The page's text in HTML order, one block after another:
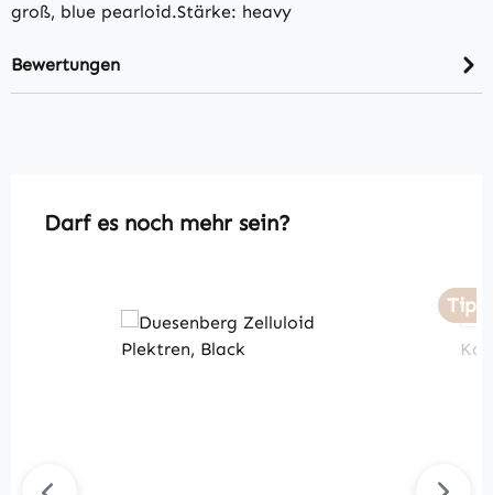
groß, blue pearloid.Stärke: heavy
Bewertungen
Produktgalerie überspringen
Darf es noch mehr sein?
Tipp